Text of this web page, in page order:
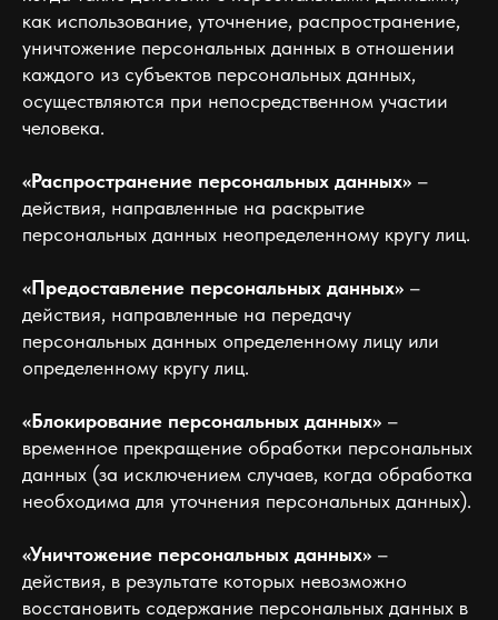
как использование, уточнение, распространение,
уничтожение персональных данных в отношении
каждого из субъектов персональных данных,
осуществляются при непосредственном участии
человека.
«Распространение персональных данных» –
действия, направленные на раскрытие
персональных данных неопределенному кругу лиц.
«Предоставление персональных данных» –
действия, направленные на передачу
персональных данных определенному лицу или
определенному кругу лиц.
«Блокирование персональных данных» –
временное прекращение обработки персональных
данных (за исключением случаев, когда обработка
необходима для уточнения персональных данных).
«Уничтожение персональных данных» –
действия, в результате которых невозможно
восстановить содержание персональных данных в